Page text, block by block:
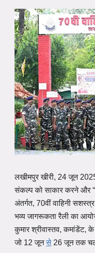
लखीमपुर खीरी, 24 जून
संकल्प को साकार करने और
अंतर्गत, 70वीं वाहिनी
भव्य जागरूकता रैली का
कुमार श्रीवास्तव, कमांडेंट,
जो 12 जूनसे 26 जून तक चल